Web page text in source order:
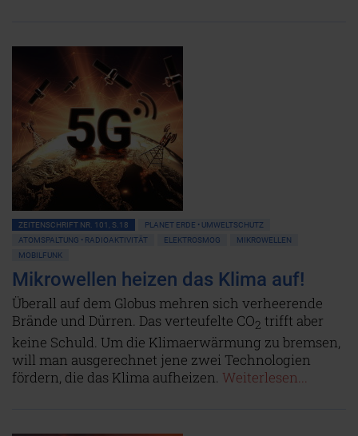
ZEITENSCHRIFT NR. 101, S.18
PLANET ERDE • UMWELTSCHUTZ
ATOMSPALTUNG • RADIOAKTIVITÄT
ELEKTROSMOG
MIKROWELLEN
MOBILFUNK
Mikrowellen heizen das Klima auf!
Überall auf dem Globus mehren sich verheerende
Brände und Dürren. Das verteufelte CO2 trifft aber
keine Schuld. Um die Klimaerwärmung zu bremsen,
will man ausgerechnet jene zwei Technologien
fördern, die das Klima aufheizen. Weiterlesen...